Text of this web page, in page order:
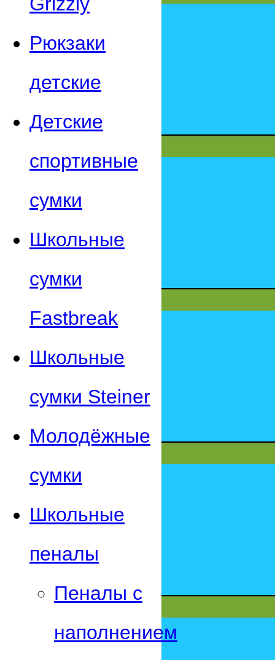
Рюкзаки
детские
Детские
спортивные
сумки
Школьные
сумки
Fastbreak
Школьные
сумки Steiner
Молодёжные
сумки
Школьные
пеналы
Пеналы с
наполнением